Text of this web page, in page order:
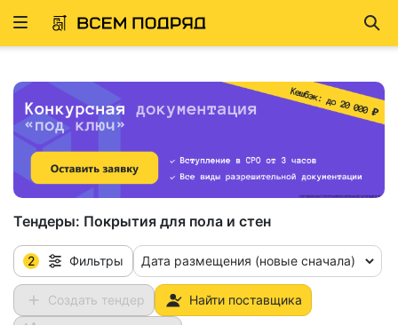
Развернуть
Тендеры: Покрытия для пола и стен
2 Фильтры Дата размещения (новые сначала)
Создать тендер Найти поставщика